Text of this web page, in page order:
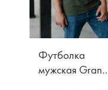
Футболка
мужская